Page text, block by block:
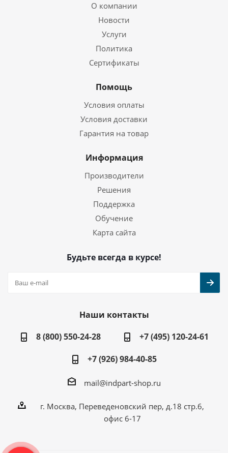
О компании
Новости
Услуги
Политика
Сертификаты
Помощь
Условия оплаты
Условия доставки
Гарантия на товар
Информация
Производители
Решения
Поддержка
Обучение
Карта сайта
Будьте всегда в курсе!
Наши контакты
8 (800) 550-24-28
+7 (495) 120-24-61
+7 (926) 984-40-85
mail@indpart-shop.ru
г. Москва, Переведеновский пер, д.18 стр.6,
офис 6-17